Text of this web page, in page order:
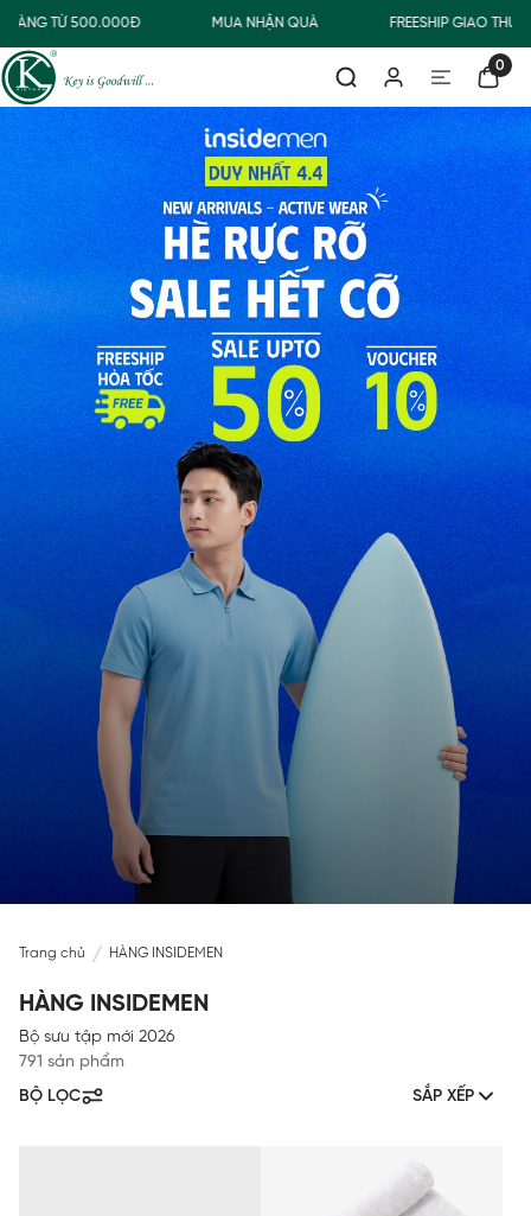
TỪ 500.000Đ MUA NHẬN QUÀ FREESHIP GIAO
0
Trang chủ HÀNG INSIDEMEN
HÀNG INSIDEMEN
Bộ sưu tập mới 2026
791 sản phẩm
BỘ LỌC
SẮP XẾP